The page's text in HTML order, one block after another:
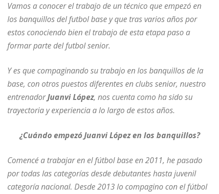
Vamos a conocer el trabajo de un técnico que empezó en
los banquillos del futbol base y que tras varios años por
estos conociendo bien el trabajo de esta etapa paso a
formar parte del futbol senior.
Y es que compaginando su trabajo en los banquillos de la
base, con otros puestos diferentes en clubs senior, nuestro
entrenadorJuanvi López, nos cuenta como ha sido su
trayectoria y experiencia a lo largo de estos años.
¿Cuándo empezó Juanvi López en los banquillos?
Comencé a trabajar en el fútbol base en 2011, he pasado
por todas las categorías desde debutantes hasta juvenil
categoría nacional. Desde 2013 lo compagino con el fútbol